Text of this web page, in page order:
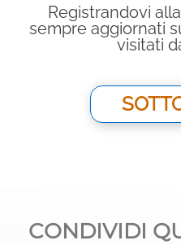
Registrandovi
sempre aggiornati
visitati
CONDIVIDI